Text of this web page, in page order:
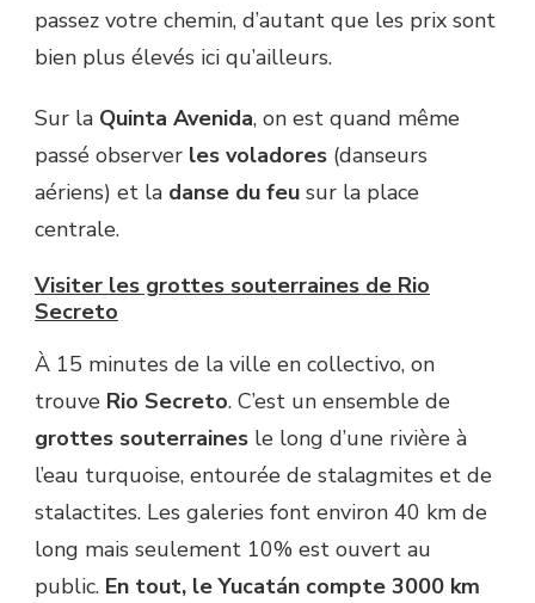
passez votre chemin, d’autant que les prix sont
bien plus élevés ici qu’ailleurs.
Sur la Quinta Avenida, on est quand même
passé observer les voladores (danseurs
aériens) et la danse du feu sur la place
centrale.
Visiter les grottes souterraines de Rio
Secreto
À 15 minutes de la ville en collectivo, on
trouve Rio Secreto. C’est un ensemble de
grottes souterraines le long d’une rivière à
l’eau turquoise, entourée de stalagmites et de
stalactites. Les galeries font environ 40 km de
long mais seulement 10% est ouvert au
public. En tout, le Yucatán compte 3000 km